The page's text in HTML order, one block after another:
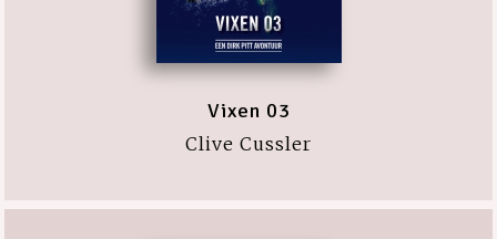
Vixen 03
Clive Cussler